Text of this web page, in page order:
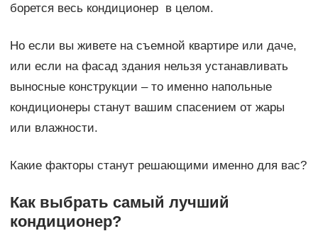
борется весь кондиционер в целом.
Но если вы живете на съемной квартире или даче,
или если на фасад здания нельзя устанавливать
выносные конструкции – то именно напольные
кондиционеры станут вашим спасением от жары
или влажности.
Какие факторы станут решающими именно для вас?
Как выбрать самый лучший
кондиционер?